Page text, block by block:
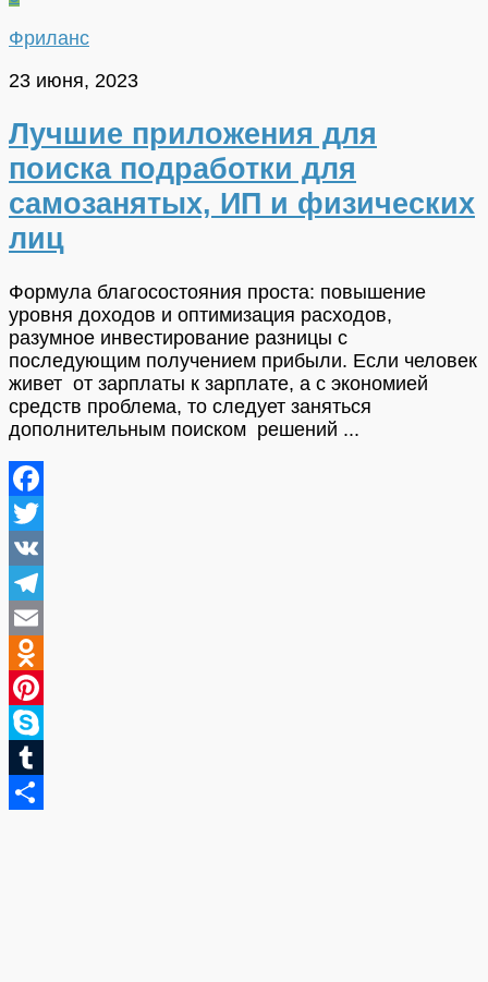
Фриланс
23 июня, 2023
Лучшие приложения для
поиска подработки для
самозанятых, ИП и физических
лиц
Формула благосостояния проста: повышение
уровня доходов и оптимизация расходов,
разумное инвестирование разницы с
последующим получением прибыли. Если человек
живет от зарплаты к зарплате, а с экономией
средств проблема, то следует заняться
дополнительным поиском решений ...
Facebook
Twitter
VK
Telegram
Email
Odnoklassniki
Pinterest
Skype
Tumblr